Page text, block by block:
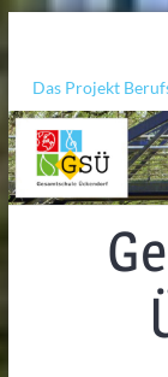
Das Projekt
UNESCO
KCC-Workshop
Sicherheit auf
Ferien!!!